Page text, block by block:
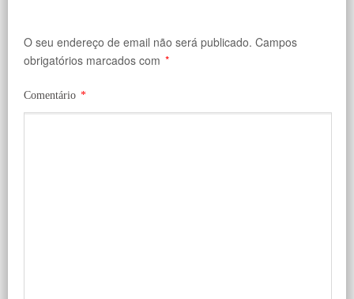
O seu endereço de email não será publicado. Campos
obrigatórios marcados com *
Comentário *